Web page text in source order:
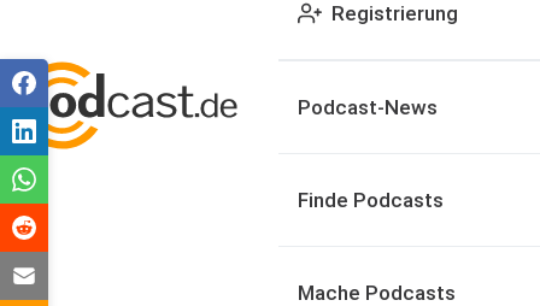
Registrierung
Podcast-News
Finde Podcasts
Mache Podcasts